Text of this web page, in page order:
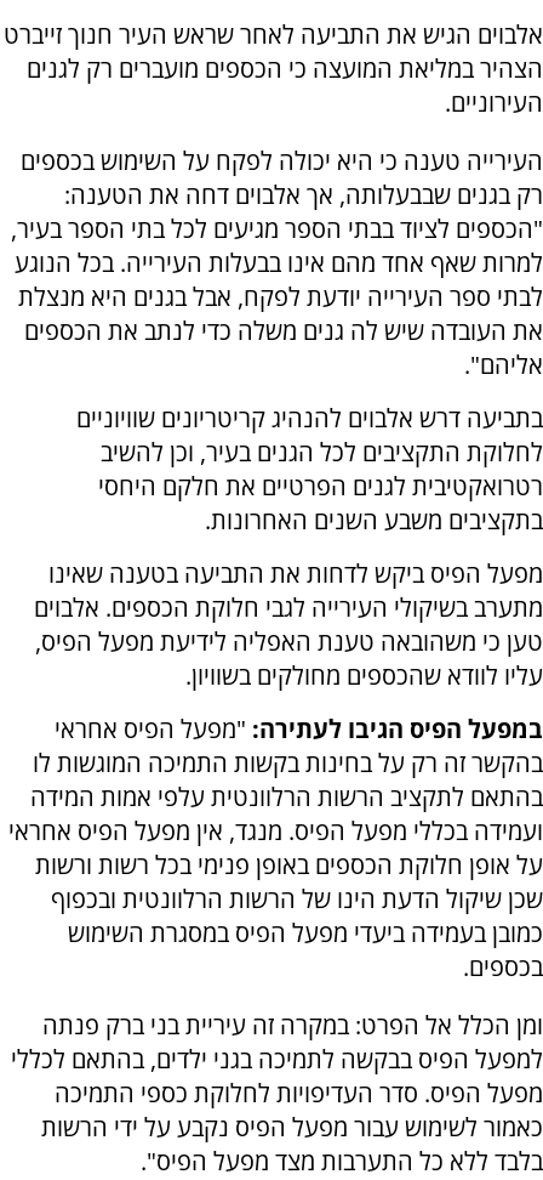
אלבוים הגיש את התביעה לאחר שראש העיר חנוך זייברט
הצהיר במליאת המועצה כי הכספים מועברים רק לגנים
העירוניים.
העירייה טענה כי היא יכולה לפקח על השימוש בכספים
רק בגנים שבבעלותה, אך אלבוים דחה את הטענה:
"הכספים לציוד בבתי הספר מגיעים לכל בתי הספר בעיר,
למרות שאף אחד מהם אינו בבעלות העירייה. בכל הנוגע
לבתי ספר העירייה יודעת לפקח, אבל בגנים היא מנצלת
את העובדה שיש לה גנים משלה כדי לנתב את הכספים
אליהם".
בתביעה דרש אלבוים להנהיג קריטריונים שוויוניים
לחלוקת התקציבים לכל הגנים בעיר, וכן להשיב
רטרואקטיבית לגנים הפרטיים את חלקם היחסי
בתקציבים משבע השנים האחרונות.
מפעל הפיס ביקש לדחות את התביעה בטענה שאינו
מתערב בשיקולי העירייה לגבי חלוקת הכספים. אלבוים
טען כי משהובאה טענת האפליה לידיעת מפעל הפיס,
עליו לוודא שהכספים מחולקים בשוויון.
במפעל הפיס הגיבו לעתירה: "מפעל הפיס אחראי
בהקשר זה רק על בחינות בקשות התמיכה המוגשות לו
בהתאם לתקציב הרשות הרלוונטית עלפי אמות המידה
ועמידה בכללי מפעל הפיס. מנגד, אין מפעל הפיס אחראי
על אופן חלוקת הכספים באופן פנימי בכל רשות ורשות
שכן שיקול הדעת הינו של הרשות הרלוונטית ובכפוף
כמובן בעמידה ביעדי מפעל הפיס במסגרת השימוש
בכספים.
ומן הכלל אל הפרט: במקרה זה עיריית בני ברק פנתה
למפעל הפיס בבקשה לתמיכה בגני ילדים, בהתאם לכללי
מפעל הפיס. סדר העדיפויות לחלוקת כספי התמיכה
כאמור לשימוש עבור מפעל הפיס נקבע על ידי הרשות
בלבד ללא כל התערבות מצד מפעל הפיס".